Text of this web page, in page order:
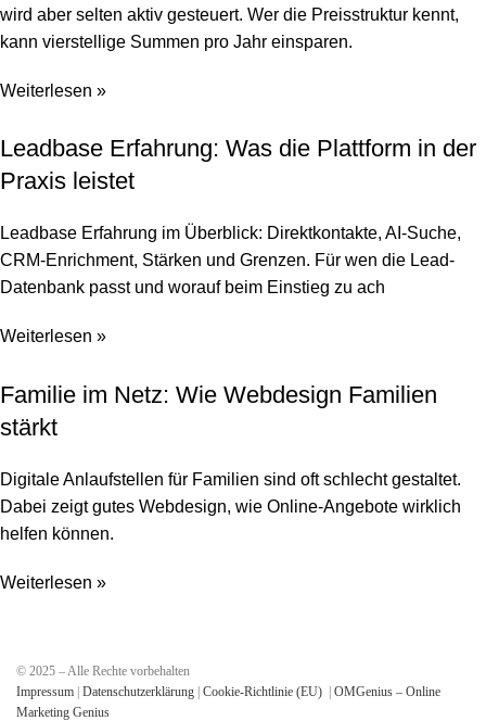
wird aber selten aktiv gesteuert. Wer die Preisstruktur kennt,
kann vierstellige Summen pro Jahr einsparen.
Weiterlesen »
Leadbase Erfahrung: Was die Plattform in der
Praxis leistet
Leadbase Erfahrung im Überblick: Direktkontakte, AI-Suche,
CRM-Enrichment, Stärken und Grenzen. Für wen die Lead-
Datenbank passt und worauf beim Einstieg zu ach
Weiterlesen »
Familie im Netz: Wie Webdesign Familien
stärkt
Digitale Anlaufstellen für Familien sind oft schlecht gestaltet.
Dabei zeigt gutes Webdesign, wie Online-Angebote wirklich
helfen können.
Weiterlesen »
© 2025 – Alle Rechte vorbehalten
Impressum | Datenschutzerklärung | Cookie-Richtlinie (EU) | OMGenius – Online
Marketing Genius